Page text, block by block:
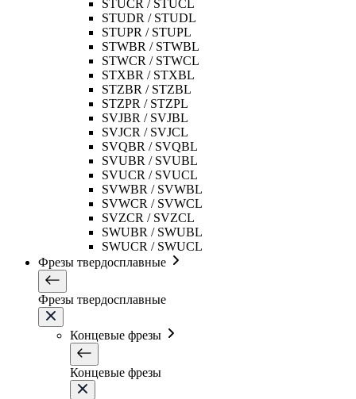
STUCR / STUCL
STUDR / STUDL
STUPR / STUPL
STWBR / STWBL
STWCR / STWCL
STXBR / STXBL
STZBR / STZBL
STZPR / STZPL
SVJBR / SVJBL
SVJCR / SVJCL
SVQBR / SVQBL
SVUBR / SVUBL
SVUCR / SVUCL
SVWBR / SVWBL
SVWCR / SVWCL
SVZCR / SVZCL
SWUBR / SWUBL
SWUCR / SWUCL
Фрезы твердосплавные
Фрезы твердосплавные
Концевые фрезы
Концевые фрезы